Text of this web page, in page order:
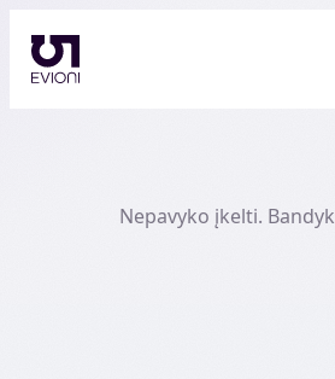
Nepavyko įkelti.